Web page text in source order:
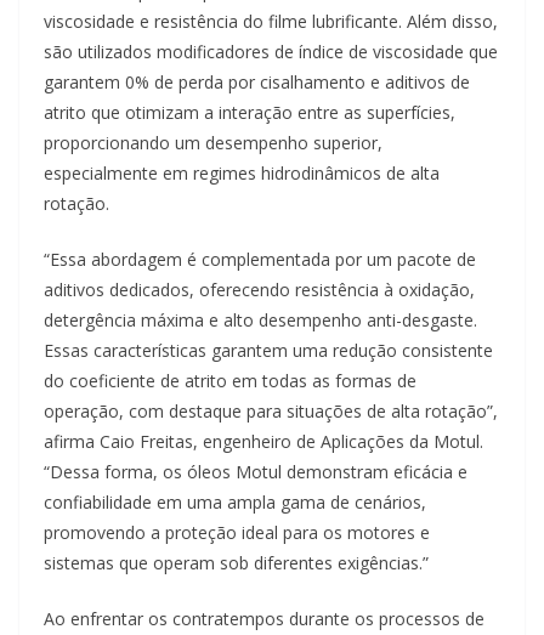
viscosidade e resistência do filme lubrificante. Além disso,
são utilizados modificadores de índice de viscosidade que
garantem 0% de perda por cisalhamento e aditivos de
atrito que otimizam a interação entre as superfícies,
proporcionando um desempenho superior,
especialmente em regimes hidrodinâmicos de alta
rotação.
“Essa abordagem é complementada por um pacote de
aditivos dedicados, oferecendo resistência à oxidação,
detergência máxima e alto desempenho anti-desgaste.
Essas características garantem uma redução consistente
do coeficiente de atrito em todas as formas de
operação, com destaque para situações de alta rotação”,
afirma Caio Freitas, engenheiro de Aplicações da Motul.
“Dessa forma, os óleos Motul demonstram eficácia e
confiabilidade em uma ampla gama de cenários,
promovendo a proteção ideal para os motores e
sistemas que operam sob diferentes exigências.”
Ao enfrentar os contratempos durante os processos de